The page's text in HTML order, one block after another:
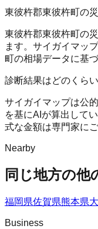
東彼杵郡東彼杵町の
東彼杵郡東彼杵町の
ます。サイガイマッ
町の相場データに基
診断結果はどのくら
サイガイマップは公
を基にAIが算出して
式な金額は専門家に
Nearby
同じ地方の他
福岡県佐賀県熊本県
Business